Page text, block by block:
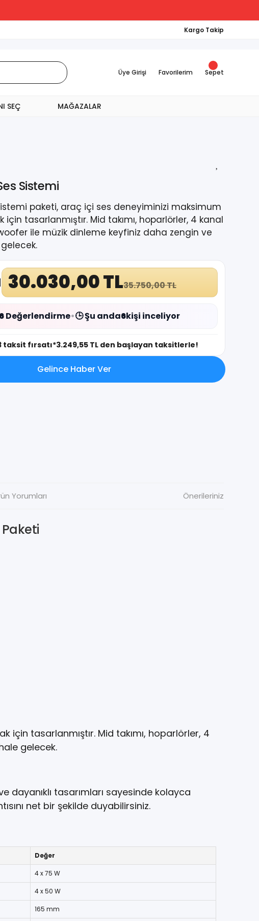
Kargo Takip
Üye Girişi Favorilerim Sepet
SEÇ MAĞAZALAR
Sistemi
paketi, araç içi ses deneyiminizi maksimum
için tasarlanmıştır. Mid takımı, hoparlörler, 4 kanal
ile müzik dinleme keyfiniz daha zengin ve
30.030,00 TL35.750,00 TL
Değerlendirme•🕒 Şu anda6kişi inceliyor
taksit fırsatı*3.249,55 TL den başlayan taksitlerle!
Gelince Haber Ver
Yorumları Önerileriniz
tasarlanmıştır. Mid takımı, hoparlörler, 4
gelecek.
dayanıklı tasarımları sayesinde kolayca
net bir şekilde duyabilirsiniz.
Değer
4 x 75 W
4 x 50 W
165 mm